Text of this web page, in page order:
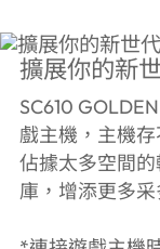
擴展你的新
SC610
戲主機，主機
佔據太多空間
庫，增添更多